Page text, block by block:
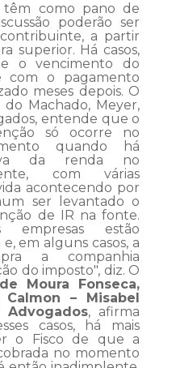
têm como pano de
poderão ser
a partir
superior. Há casos,
o vencimento do
com o pagamento
meses depois. O
do Machado, Meyer,
entende que o
só ocorre no
quando há
da renda no
com várias
acontecendo por
ser levantado o
de IR na fonte.
estão
em alguns casos, a
a companhia
do imposto", diz. O
Moura Fonseca,
– Misabel
, afirma
casos, há mais
o Fisco de que a
no momento